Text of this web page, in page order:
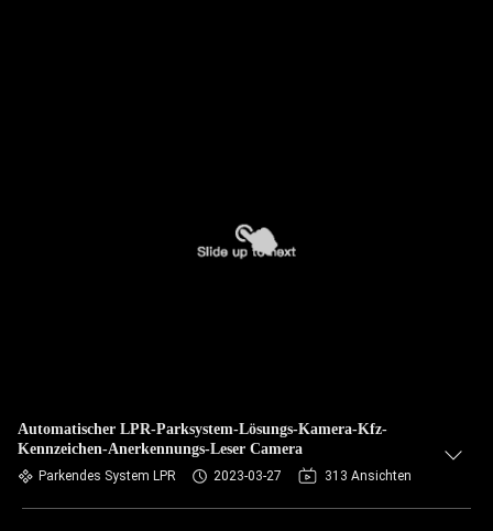
Automatischer LPR-Parksystem-Lösungs-Kamera-Kfz-
Kennzeichen-Anerkennungs-Leser Camera
Parkendes System LPR 2023-03-27 313 Ansichten